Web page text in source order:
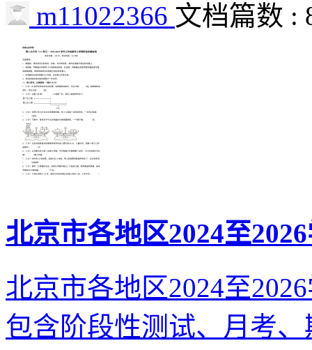
m11022366 文档篇数 :
北京市各地区2024至
北京市各地区2024至
包含阶段性测试、月考